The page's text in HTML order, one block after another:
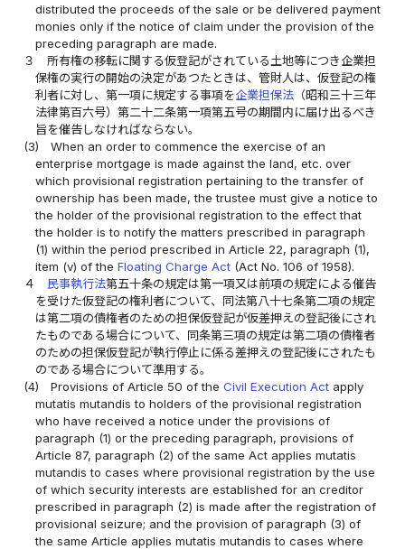
distributed the proceeds of the sale or be delivered payment
monies only if the notice of claim under the provision of the
preceding paragraph are made.
３
所有権の移転に関する仮登記がされている土地等につき企業担
保権の実行の開始の決定があつたときは、管財人は、仮登記の権
利者に対し、第一項に規定する事項を企業担保法 （昭和三十三年
法律第百六号）第二十二条第一項第五号の期間内に届け出るべき
旨を催告しなければならない。
(3)
When an order to commence the exercise of an
enterprise mortgage is made against the land, etc. over
which provisional registration pertaining to the transfer of
ownership has been made, the trustee must give a notice to
the holder of the provisional registration to the effect that
the holder is to notify the matters prescribed in paragraph
(1) within the period prescribed in Article 22, paragraph (1),
item (v) of theFloating Charge Act (Act No. 106 of 1958).
４
民事執行法第五十条の規定は第一項又は前項の規定による催告
を受けた仮登記の権利者について、同法第八十七条第二項の規定
は第二項の債権者のための担保仮登記が仮差押えの登記後にされ
たものである場合について、同条第三項の規定は第二項の債権者
のための担保仮登記が執行停止に係る差押えの登記後にされたも
のである場合について準用する。
(4)
Provisions of Article 50 of theCivil Execution Act apply
mutatis mutandis to holders of the provisional registration
who have received a notice under the provisions of
paragraph (1) or the preceding paragraph, provisions of
Article 87, paragraph (2) of the same Act applies mutatis
mutandis to cases where provisional registration by the use
of which security interests are established for an creditor
prescribed in paragraph (2) is made after the registration of
provisional seizure; and the provision of paragraph (3) of
the same Article applies mutatis mutandis to cases where